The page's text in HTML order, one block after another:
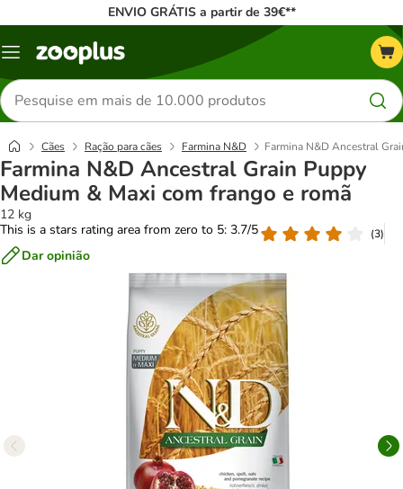
ENVIO GRÁTIS a partir de 39€**
Menu
Pesquisar
produtos
Cães Ração para cães Farmina N&D Farmina N&D Ancestral
Farmina N&D Ancestral Grain Puppy
Medium & Maxi com frango e romã
12 kg
This is a stars rating area from zero to 5: 3.7/5
(3)
Dar opinião